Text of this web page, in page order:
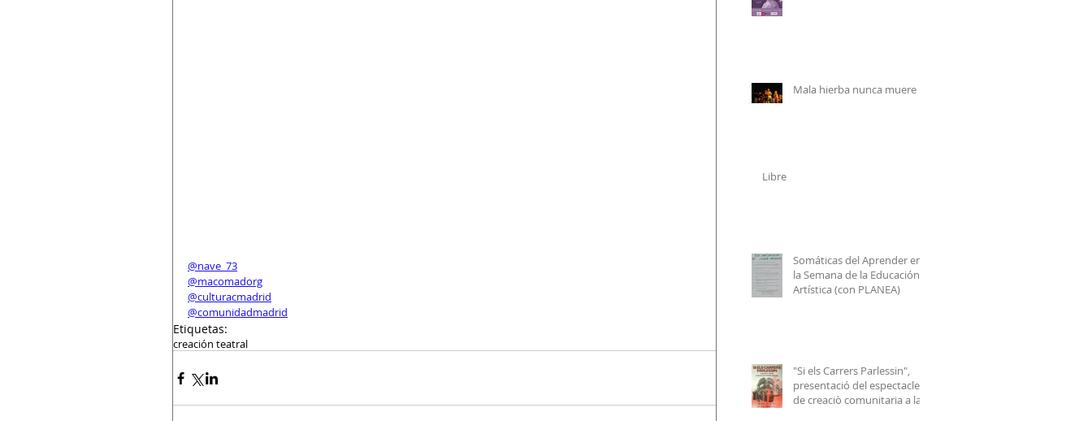
@nave_73
@macomadorg
@culturacmadrid
@comunidadmadrid
Etiquetas:
creación teatral
Mala hierba nunca muere
Libre
Somáticas del Aprender en
la Semana de la Educación
Artística (con PLANEA)
"Si els Carrers Parlessin",
presentació del espectacle
de creaciò comunitaria a la